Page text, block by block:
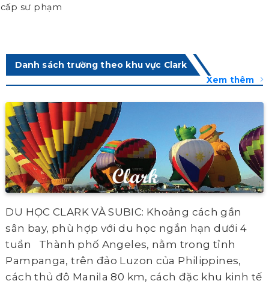
cấp sư phạm
Danh sách trường theo khu vực Clark
Xem thêm
DU HỌC CLARK VÀ SUBIC: Khoảng cách gần
sân bay, phù hợp với du học ngắn hạn dưới 4
tuần Thành phố Angeles, nằm trong tỉnh
Pampanga, trên đảo Luzon của Philippines,
cách thủ đô Manila 80 km, cách đặc khu kinh tế